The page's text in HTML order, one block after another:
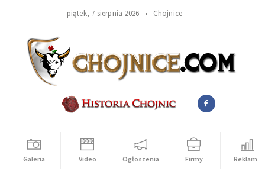
piątek, 7 sierpnia 2026 • Chojnice
Galeria Video Ogłoszenia Firmy Reklama